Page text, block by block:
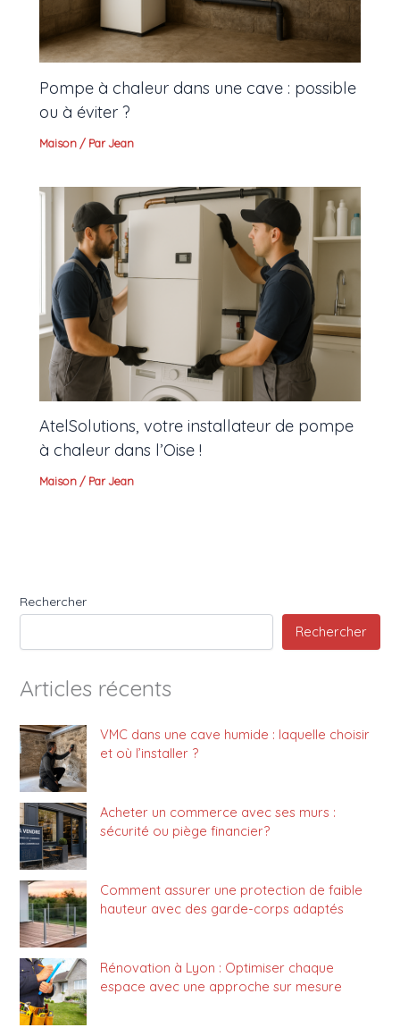
Pompe à chaleur dans une cave : possible
ou à éviter ?
Maison / ParJean
AtelSolutions, votre installateur de pompe
à chaleur dans l’Oise !
Maison / ParJean
Rechercher
Rechercher
Articles récents
VMC dans une cave humide : laquelle choisir
et où l’installer ?
Acheter un commerce avec ses murs :
sécurité ou piège financier?
Comment assurer une protection de faible
hauteur avec des garde-corps adaptés
Rénovation à Lyon : Optimiser chaque
espace avec une approche sur mesure